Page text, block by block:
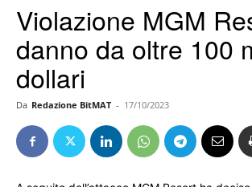
Violazione MGM
danno da oltre 100
dollari
Da Redazione BitMAT - 17/10/2023